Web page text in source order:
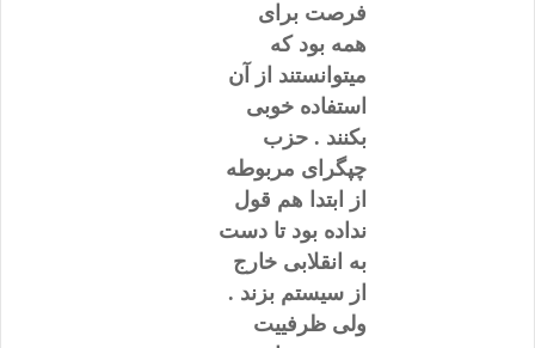
فرصت برای
همه بود که
میتوانستند از آن
استفاده خوبی
بکنند . حزب
چپگرای مربوطه
از ابتدا هم قول
نداده بود تا دست
به انقلابی خارج
از سیستم بزند .
ولی ظرفییت